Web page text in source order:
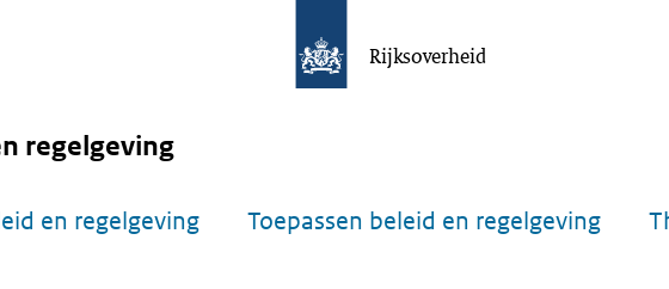
Rijksoverheid
regelgeving
en regelgeving Toepassen beleid en regelgeving